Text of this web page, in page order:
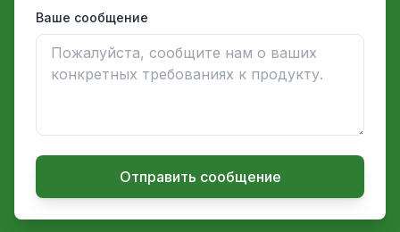
Ваше сообщение
Отправить сообщение